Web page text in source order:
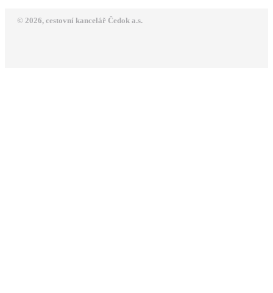
© 2026, cestovní kancelář Čedok a.s.